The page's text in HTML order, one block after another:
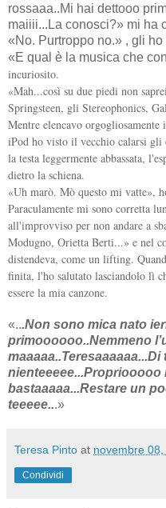
rossaaa..Mi hai dettooo
maiiii...La conosci?» mi ha
«No. Purtroppo no.» , gli ho
«E qual è la musica che
incuriosito.
«Mah...così su due piedi non
Springsteen, gli Stereophonics,
Mentre elencavo
iPod ho visto il vecchio calarsi gli
la testa leggermente abbassata,
dietro la schiena.
«Uh marò. Mò questo mi vatte»,
Paraculamente mi sono corretta
all'improvviso per non andare a
Modugno, Orietta Berti...» e nel
distendeva, come un lifting.
finita, l'ho salutato lasciandolo lì
essere la mia canzone.
«...Non sono mica nato
primoooooo..Nemmeno
nienteeeee...Propriooooo
bastaaaaa...Restare un
teeeee...»
Teresa Pinto at novembre 08,
Condividi